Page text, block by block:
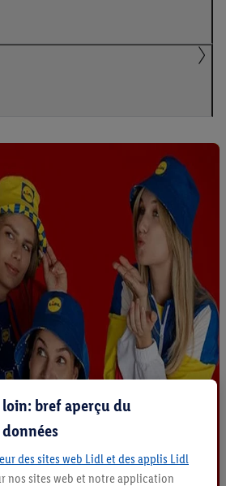
bref aperçu du
des sites web Lidl et des applis Lidl
nos sites web et notre application